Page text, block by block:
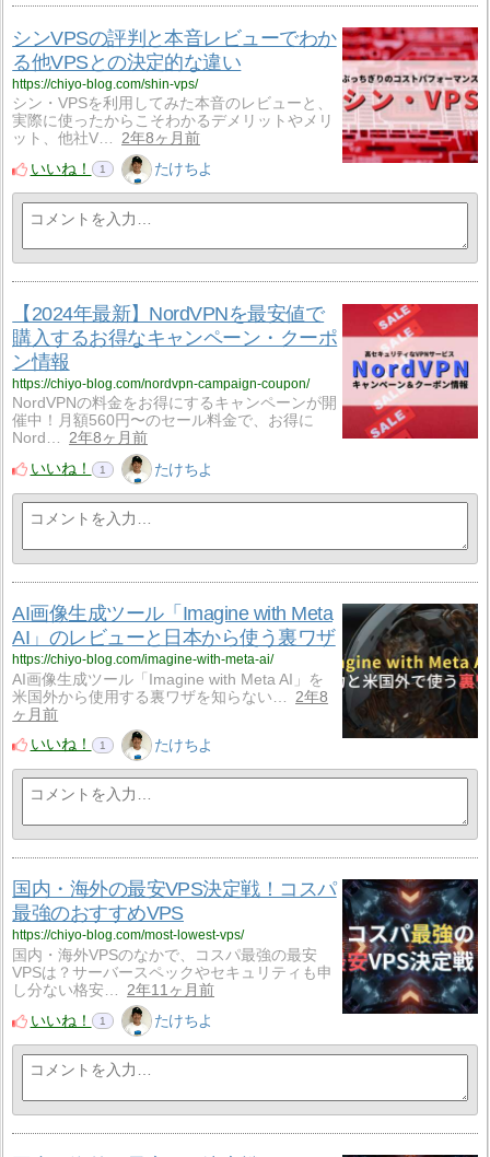
シンVPSの評判と本音レビューでわか
る他VPSとの決定的な違い
https://chiyo-blog.com/shin-vps/
シン・VPSを利用してみた本音のレビューと、
実際に使ったからこそわかるデメリットやメリ
ット、他社V…
2年8ヶ月前
いいね！
1 たけちよ
【2024年最新】NordVPNを最安値で
購入するお得なキャンペーン・クーポ
ン情報
https://chiyo-blog.com/nordvpn-campaign-coupon/
NordVPNの料金をお得にするキャンペーンが開
催中！月額560円〜のセール料金で、お得に
Nord…
2年8ヶ月前
いいね！
1 たけちよ
AI画像生成ツール「Imagine with Meta
AI」のレビューと日本から使う裏ワザ
https://chiyo-blog.com/imagine-with-meta-ai/
AI画像生成ツール「Imagine with Meta AI」を
米国外から使用する裏ワザを知らない…
2年8
ヶ月前
いいね！
1 たけちよ
国内・海外の最安VPS決定戦！コスパ
最強のおすすめVPS
https://chiyo-blog.com/most-lowest-vps/
国内・海外VPSのなかで、コスパ最強の最安
VPSは？サーバースペックやセキュリティも申
し分ない格安…
2年11ヶ月前
いいね！
1 たけちよ